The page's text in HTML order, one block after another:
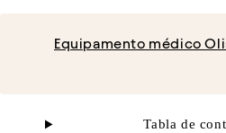
Equipamento médico
Tabla de